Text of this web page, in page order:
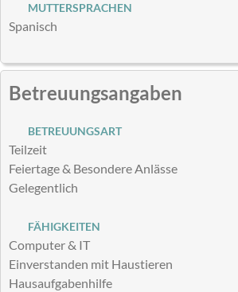
MUTTERSPRACHEN
Spanisch
Betreuungsangaben
BETREUUNGSART
Teilzeit
Feiertage & Besondere Anlässe
Gelegentlich
FÄHIGKEITEN
Computer & IT
Einverstanden mit Haustieren
Hausaufgabenhilfe